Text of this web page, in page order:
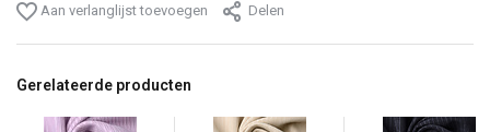
Aan verlanglijst toevoegen Delen
Gerelateerde producten